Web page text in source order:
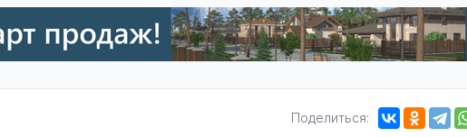
Поделиться: